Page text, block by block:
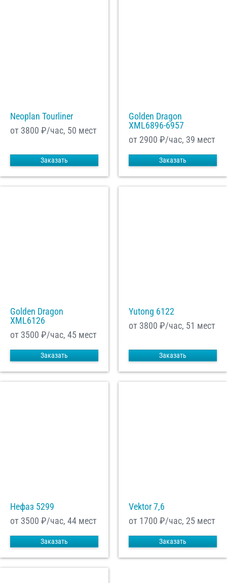
Neoplan Tourliner
от 3800 ₽/час, 50 мест
Заказать
Golden Dragon
XML6896-6957
от 2900 ₽/час, 39 мест
Заказать
Golden Dragon
XML6126
от 3500 ₽/час, 45 мест
Заказать
Yutong 6122
от 3800 ₽/час, 51 мест
Заказать
Нефаз 5299
от 3500 ₽/час, 44 мест
Заказать
Vektor 7,6
от 1700 ₽/час, 25 мест
Заказать